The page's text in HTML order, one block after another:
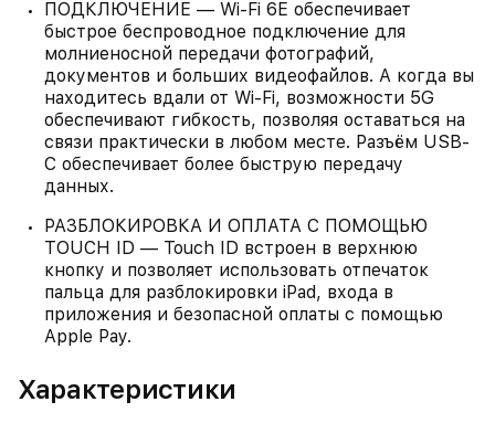
ПОДКЛЮЧЕНИЕ — Wi-Fi 6E обеспечивает
быстрое беспроводное подключение для
молниеносной передачи фотографий,
документов и больших видеофайлов. А когда вы
находитесь вдали от Wi-Fi, возможности 5G
обеспечивают гибкость, позволяя оставаться на
связи практически в любом месте. Разъём USB-
C обеспечивает более быструю передачу
данных.
РАЗБЛОКИРОВКА И ОПЛАТА С ПОМОЩЬЮ
TOUCH ID — Touch ID встроен в верхнюю
кнопку и позволяет использовать отпечаток
пальца для разблокировки iPad, входа в
приложения и безопасной оплаты с помощью
Apple Pay.
Характеристики